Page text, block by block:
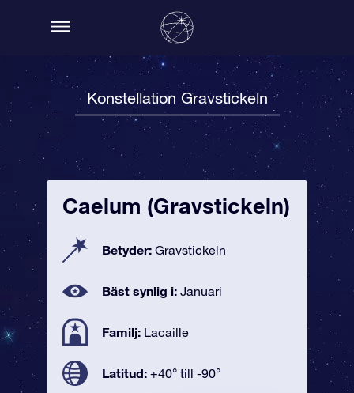
Konstellation Gravstickeln
Caelum (Gravstickeln)
Betyder: Gravstickeln
Bäst synlig i: Januari
Familj: Lacaille
Latitud: +40° till -90°